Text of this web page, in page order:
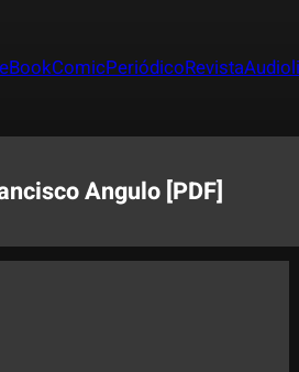
eBookComicPeriódicoRevista
Angulo [PDF]